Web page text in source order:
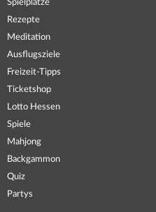
Spielplätze
Rezepte
Meditation
Ausflugsziele
Freizeit-Tipps
Ticketshop
Lotto Hessen
Spiele
Mahjong
Backgammon
Quiz
Partys